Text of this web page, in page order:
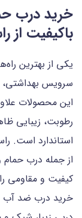
خرید درب
باکیفیت از
یکی از بهترین
سرویس
این محصولات
رطوبت، زیبایی
استاندارد است.
از جمله درب
کیفیت و مقاومی
خرید درب ضد آب